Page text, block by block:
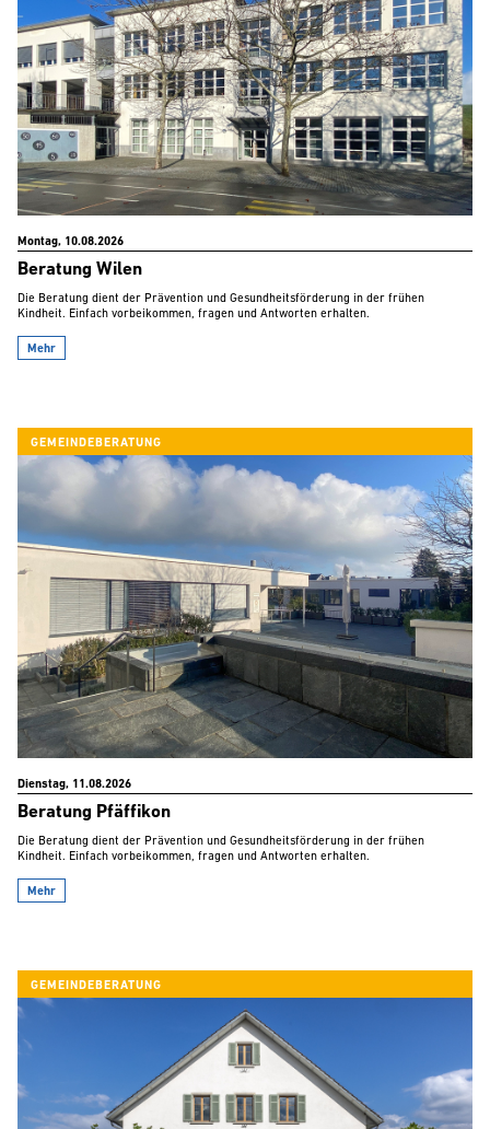
Montag, 10.08.2026
Beratung Wilen
Die Beratung dient der Prävention und Gesundheitsförderung in der frühen
Kindheit. Einfach vorbeikommen, fragen und Antworten erhalten.
Mehr
GEMEINDEBERATUNG
Dienstag, 11.08.2026
Beratung Pfäffikon
Die Beratung dient der Prävention und Gesundheitsförderung in der frühen
Kindheit. Einfach vorbeikommen, fragen und Antworten erhalten.
Mehr
GEMEINDEBERATUNG